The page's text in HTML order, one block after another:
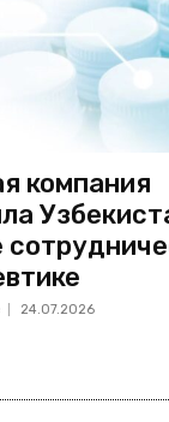
компания
24.07.2026